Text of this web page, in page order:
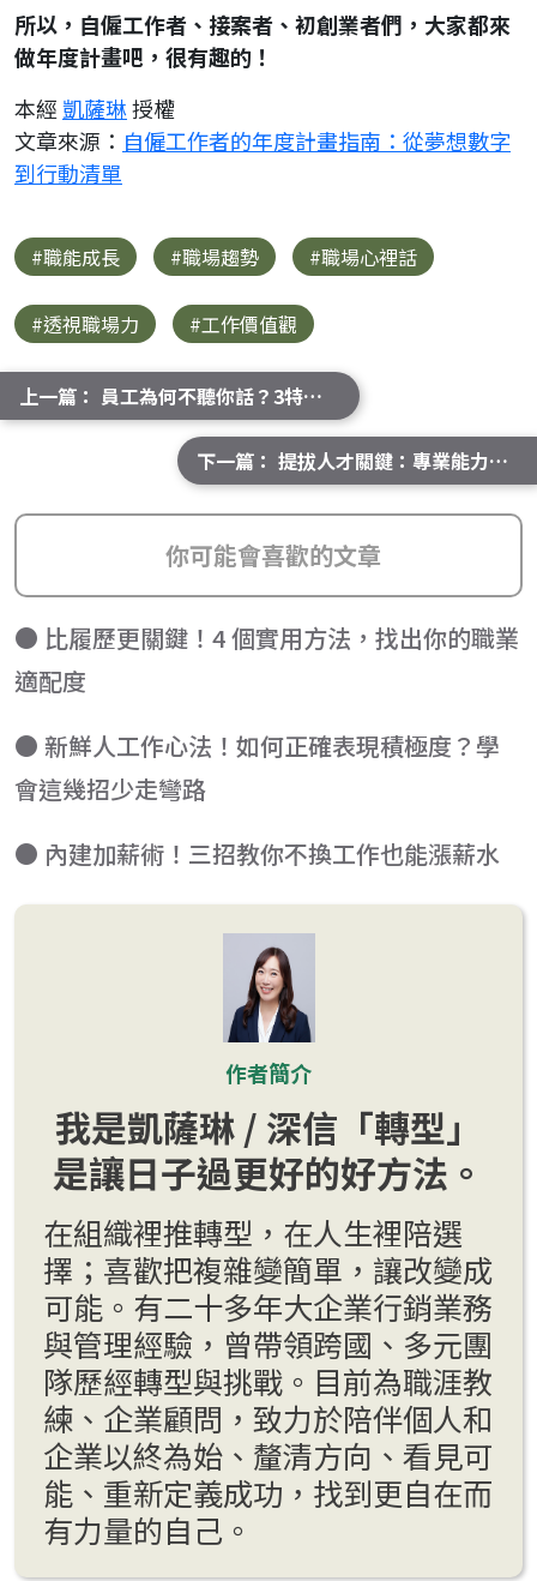
所以，自僱工作者、接案者、初創業者們，大家都來
做年度計畫吧，很有趣的！
本經凱薩琳授權
文章來源： 自僱工作者的年度計畫指南：從夢想數字
到行動清單
#職能成長 #職場趨勢 #職場心裡話
#透視職場力 #工作價值觀
上一篇： 員工為何不聽你話？3特質3技巧打造領導力
下一篇： 提拔人才關鍵：專業能力不如合作能力重要
你可能會喜歡的文章
● 比履歷更關鍵！4 個實用方法，找出你的職業
適配度
● 新鮮人工作心法！如何正確表現積極度？學
會這幾招少走彎路
● 內建加薪術！三招教你不換工作也能漲薪水
作者簡介
我是凱薩琳 / 深信「轉型」
是讓日子過更好的好方法。
在組織裡推轉型，在人生裡陪選
擇；喜歡把複雜變簡單，讓改變成
可能。有二十多年大企業行銷業務
與管理經驗，曾帶領跨國、多元團
隊歷經轉型與挑戰。目前為職涯教
練、企業顧問，致力於陪伴個人和
企業以終為始、釐清方向、看見可
能、重新定義成功，找到更自在而
有力量的自己。